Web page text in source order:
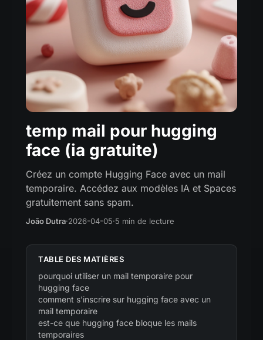
temp mail pour hugging
face (ia gratuite)
Créez un compte Hugging Face avec un mail
temporaire. Accédez aux modèles IA et Spaces
gratuitement sans spam.
João Dutra·2026-04-05·5 min de lecture
TABLE DES MATIÈRES
pourquoi utiliser un mail temporaire pour
hugging face
comment s'inscrire sur hugging face avec un
mail temporaire
est-ce que hugging face bloque les mails
temporaires